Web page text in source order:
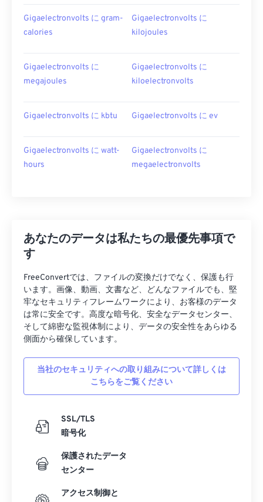
Gigaelectronvolts に gram-
calories
Gigaelectronvolts に
kilojoules
Gigaelectronvolts に
megajoules
Gigaelectronvolts に
kiloelectronvolts
Gigaelectronvolts に kbtu Gigaelectronvolts に ev
Gigaelectronvolts に watt-
hours
Gigaelectronvolts に
megaelectronvolts
あなたのデータは私たちの最優先事項で
す
FreeConvertでは、ファイルの変換だけでなく、保護も行
います。画像、動画、文書など、どんなファイルでも、堅
牢なセキュリティフレームワークにより、お客様のデータ
は常に安全です。高度な暗号化、安全なデータセンター、
そして綿密な監視体制により、データの安全性をあらゆる
側面から確保しています。
当社のセキュリティへの取り組みについて詳しくは
こちらをご覧ください
SSL/TLS
暗号化
保護されたデータ
センター
アクセス制御と